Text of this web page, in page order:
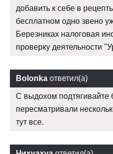
добавить к себе в
бесплатном одно звено
Березниках налоговая
проверку деятельности
Bolonka ответил(а)
С выдохом подтягивайте
пересматривали
тут все.